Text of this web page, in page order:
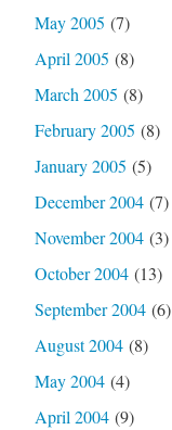
May 2005 (7)
April 2005 (8)
March 2005 (8)
February 2005 (8)
January 2005 (5)
December 2004(7)
November 2004(3)
October 2004(13)
September 2004(6)
August 2004(8)
May 2004(4)
April 2004(9)